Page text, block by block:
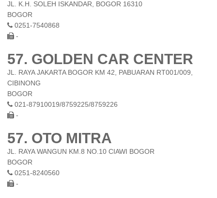
JL. K.H. SOLEH ISKANDAR, BOGOR 16310
BOGOR
0251-7540868
-
57. GOLDEN CAR CENTER
JL. RAYA JAKARTA BOGOR KM 42, PABUARAN RT001/009,
CIBINONG
BOGOR
021-87910019/8759225/8759226
-
57. OTO MITRA
JL. RAYA WANGUN KM.8 NO.10 CIAWI BOGOR
BOGOR
0251-8240560
-